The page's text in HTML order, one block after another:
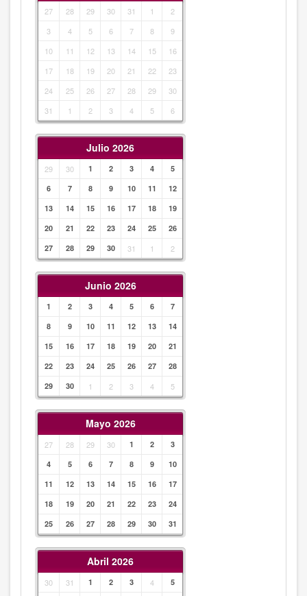
27 28 29 30 31 1
2
3
4 5 6 7 8
9
10
11 12 13 14 15
16
17
18 19 20 21 22
23
24
25 26 27 28 29
30
31
1 2 3 4 5 6
Julio 2026
29 30 1 2 3 4
5
6
7 8 9 10 11
12
13
14 15 16 17 18
19
20
21 22 23 24 25
26
27
28 29 30 31 1 2
Junio 2026
1 2 3 4 5 6
7
8
9 10 11 12 13
14
15
16 17 18 19 20
21
22
23 24 25 26 27
28
29
30 1 2 3 4 5
Mayo 2026
27 28 29 30 1 2
3
4
5 6 7 8 9
10
11
12 13 14 15 16
17
18
19 20 21 22 23
24
25
26 27 28 29 30 31
Abril 2026
30 31 1 2 3 4
5